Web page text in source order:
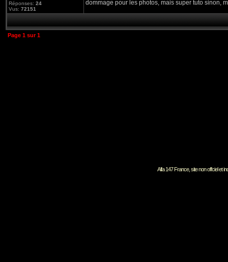
Réponses: 24
Vus: 72151
dommage pour les photos, mais super tuto sinon,
Page 1 sur1
Alfa 147 France, site non offciel et